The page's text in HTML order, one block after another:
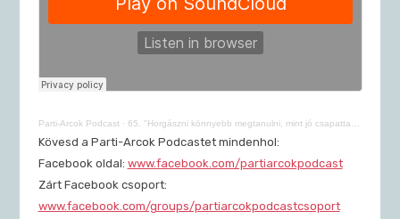
Parti-Arcok Podcast · 65. "Horgászni könnyebb megtanulni, mint jó csapattagnak lenni" – Szabó Bence | Parti-Arcok Podcast
Kövesd a Parti-Arcok Podcastet mindenhol:
Facebook oldal: ⁠ www.facebook.com/partiarcokpodcast⁠
Zárt Facebook csoport:
www.facebook.com/groups/partiarcokpodcastcsoport⁠